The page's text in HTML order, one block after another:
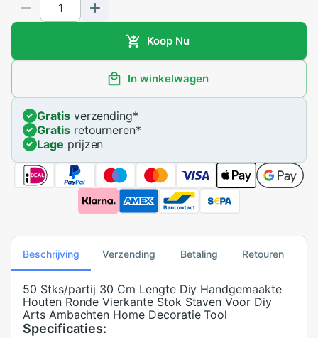
Koop Nu
In winkelwagen
Gratisverzending*
Gratisretourneren*
Lage prijzen
Beschrijving Verzending Betaling Retouren
50 Stks/partij 30 Cm Lengte Diy Handgemaakte
Houten Ronde Vierkante Stok Staven Voor Diy
Arts Ambachten Home Decoratie Tool
Specificaties: